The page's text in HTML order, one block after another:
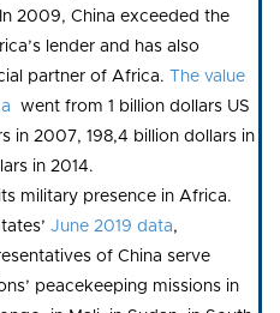
2009, China exceeded the
lender and has also
partner of Africa. The value
went from 1 billion dollars US
in 2007, 198,4 billion dollars in
in 2014.
military presence in Africa.
June 2019 data,
of China serve
peacekeeping missions in